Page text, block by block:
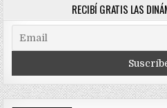
RECIBÍ GRATIS LAS